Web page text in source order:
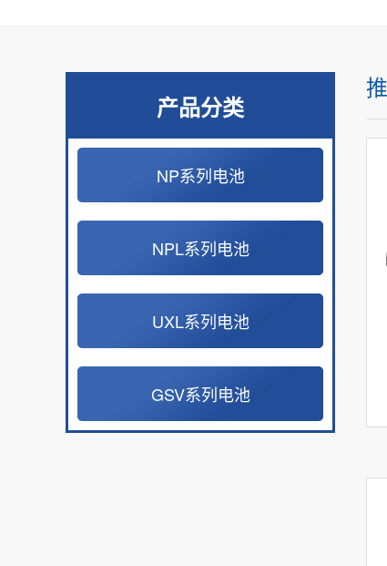
产品分类
NP系列电池
NPL系列电池
UXL系列电池
GSV系列电池